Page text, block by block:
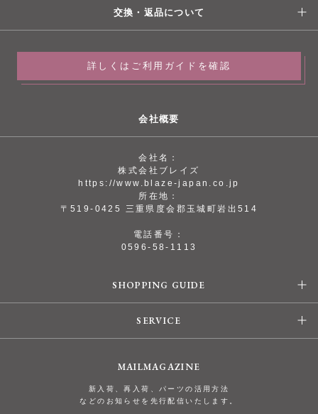
交換・返品について
詳しくはご利用ガイドを確認
会社概要
会社名：
株式会社ブレイズ
https://www.blaze-japan.co.jp
所在地：
〒519-0425 三重県度会郡玉城町岩出514
電話番号：
0596-58-1113
SHOPPING GUIDE
SERVICE
MAILMAGAZINE
新入荷、再入荷、パーツの活用方法
などのお知らせを先行配信いたします。